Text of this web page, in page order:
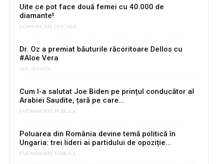
Uite ce pot face două femei cu 40.000 de
diamante!
COMUNICARI OFICIALE
Dr. Oz a premiat băuturile răcoritoare Dellos cu
#Aloe Vera
STIL SI VIATA
Cum l-a salutat Joe Biden pe prințul conducător al
Arabiei Saudite, țară pe care...
EVENIMENTE PUBLICE
Poluarea din România devine temă politică în
Ungaria: trei lideri ai partidului de opoziție...
EVENIMENTE PUBLICE